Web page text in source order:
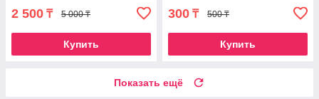
2 500 ₸ 5 000 ₸
Купить
300 ₸ 500 ₸
Купить
Показать ещё